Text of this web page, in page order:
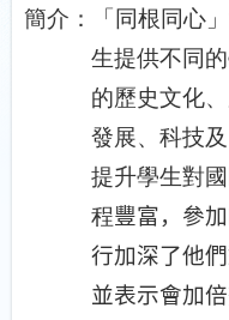
簡介：「同根同心
生提供不同
的歷史文化
發展、科技
提升學生對
程豐富，參
行加深了他
並表示會加